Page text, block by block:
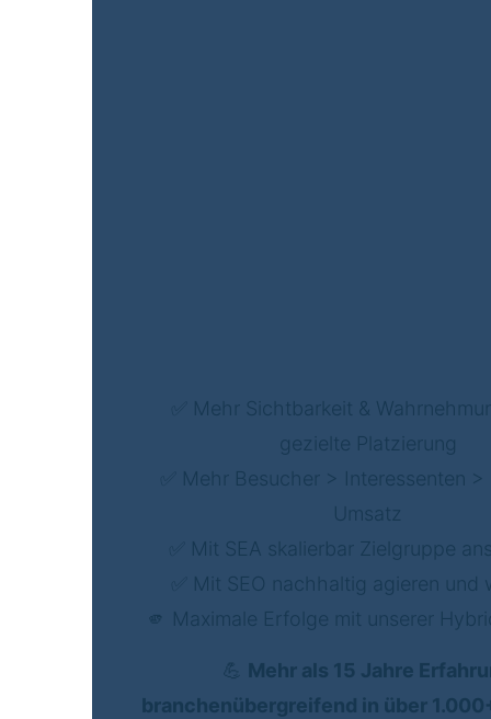
✅ Mehr Sichtbarkeit &
gezielte Platzierung
✅ Mehr Besucher > Interessenten
Umsatz
✅ Mit SEA skalierbar Zielgruppe
✅ Mit SEO nachhaltig agieren und
🫵 Maximale Erfolge mit unserer
💪
Mehr als 15 Jahre
branchenübergreifend in über